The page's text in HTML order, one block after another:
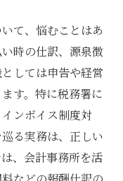
て、悩むことはあ
時の仕訳、源泉徴
しては申告や経営
す。特に税務署に
ンボイス制度対
る実務は、正しい
、会計事務所を活